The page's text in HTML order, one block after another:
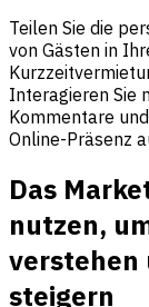
Teilen Sie die
von Gästen in
Interagieren Sie
Kommentare
Online-Präsenz
Das
nutzen,
verstehen
steigern